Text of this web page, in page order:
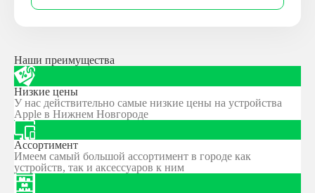
Наши преимущества
Низкие цены
У нас действительно самые низкие цены на устройства
Apple в Нижнем Новгороде
Ассортимент
Имеем самый большой ассортимент в городе как
устройств, так и аксессуаров к ним